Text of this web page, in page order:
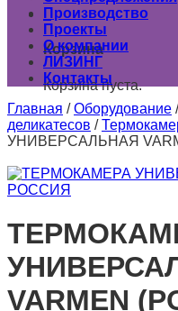
0
Корзина
Корзина пуста.
Производство
Проекты
О компании
ЛИЗИНГ
Контакты
Главная / Оборудование /
деликатесов /
УНИВЕРСАЛЬНАЯ
VARMEN